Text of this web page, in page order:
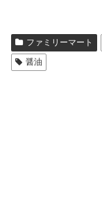
ファミリーマート
醤油